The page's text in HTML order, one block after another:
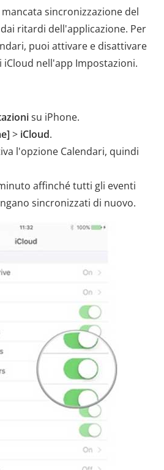
sincronizzazione del
ritardi dell'applicazione. Per
puoi attivare e disattivare
iCloud nell'app Impostazioni.
su iPhone.
> iCloud.
l'opzione Calendari, quindi
affinché tutti gli eventi
sincronizzati di nuovo.